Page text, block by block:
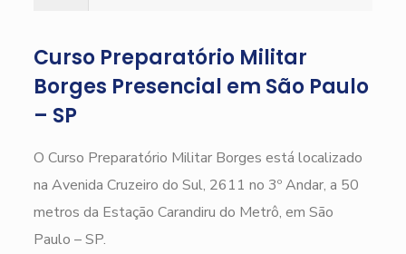
Curso Preparatório Militar
Borges Presencial em São Paulo
– SP
O Curso Preparatório Militar Borges está localizado
na Avenida Cruzeiro do Sul, 2611 no 3º Andar, a 50
metros da Estação Carandiru do Metrô, em São
Paulo – SP.